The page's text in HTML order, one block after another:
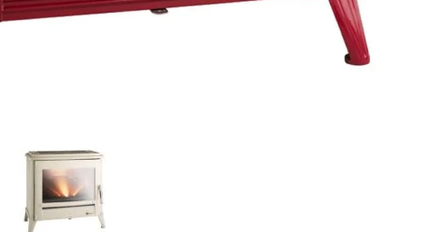
IMAGE 2